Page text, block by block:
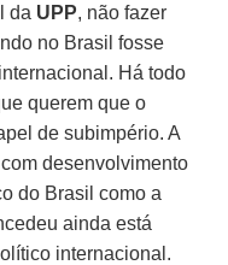
da UPP, não fazer
no Brasil fosse
Há todo
querem que o
de subimpério. A
desenvolvimento
do Brasil como a
ainda está
internacional.